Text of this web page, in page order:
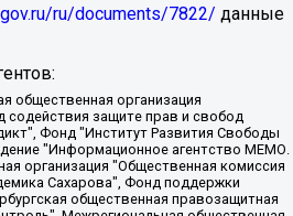
ru/documents/7822/ данные
Викторович, Пискунов Сергей Евгеньевич, Смирнов Сергей Сергеевич, Тихонов Михаил Сергеевич, Общество с ограниченной ответственностью "ЖУРНАЛИСТ-ИНОСТРАННЫЙ АГЕНТ", Арапова Галина Юрьевна, Вольтская Татьяна Анатольевна, Американская компания "Mason G.E.S. Anonymous Foundation" (США), являющаяся владельцем интернет-издания https://mnews.world/, Компания "Stichting Bellingcat", зарегистрированная в Нидерландах (дата регистрации 11.07.2018), Захаров Андрей Вячеславович, Клепиковская Екатерина Дмитриевна, Общество с ограниченной ответственностью "МЕМО", Перл Роман Александрович, Симонов Евгений Алексеевич, Соловьева Елена Анатольевна, Сотников Даниил Владимирович, Сурначева Елизавета Дмитриевна, Автономная некоммерческая организация по защите прав человека и информированию населения "Якутия – Наше Мнение", Общество с ограниченной ответственностью "Москоу диджитал медиа", с 26.01.2023 Общество с ограниченной ответственностью "Чайка Белые сады", Ветошкина Валерия Валерьевна, Заговора Максим Александрович, Межрегиональное общественное движение "Российская ЛГБТ - сеть", Оленичев Максим Владимирович, Павлов Иван Юрьевич, Скворцова Елена Сергеевна, Общество с ограниченной ответственностью "Как бы инагент", Кочетков Игорь Викторович, Общество с ограниченной ответственностью "Честные выборы", Еланчик Олег Александрович, Общество с ограниченной ответственностью "Нобелевский призыв", Гималова Регина Эмилевна, Григорьев Андрей Валерьевич, Григорьева Алина Александровна, Ассоциация по содействию защите прав призывников, альтернативнослужащих и военнослужащих "Правозащитная группа "Гражданин.Армия.Право", Хисамова Регина Фаритовна, Автономная некоммерческая организация по реализации социально-правовых программ "Лилит", Дальневосточное общественное движение "Маяк", Санкт-Петербургская ЛГБТ-инициативная группа "Выход", Инициативная группа ЛГБТ+ "Реверс", Алексеев Андрей Викторович, Бекбулатова Таисия Львовна, Беляев Иван Михайлович, Владыкина Елена Сергеевна, Гельман Марат Александрович, Никульшина Вероника Юрьевна, Толоконникова Надежда Андреевна, Шендерович Виктор Анатольевич, Общество с ограниченной ответственностью "Данное сообщение", Общество с ограниченной ответственностью Издательский дом "Новая глава", Айнбиндер Александра Александровна, Московский комьюнити-центр для ЛГБТ+инициатив, Благотворительный фонд развития филантропии, Deutsche Welle (Германия, Kurt-Schumacher-Strasse 3, 53113 Bonn), Борзунова Мария Михайловна, Воробьев Виктор Викторович, Голубева Анна Львовна, Константинова Алла Михайловна, Малкова Ирина Владимировна, Мурадов Мурад Абдулгалимович, Осетинская Елизавета Николаевна, Понасенков Евгений Николаевич, Ганапольский Матвей Юрьевич, Киселев Евгений Алексеевич, Борухович Ирина Григорьевна, Дремин Иван Тимофеевич, Дубровский Дмитрий Викторович, Красноярская региональная общественная организация поддержки и развития альтернативных образовательных технологий и межкультурных коммуникаций "ИНТЕРРА", Маяковская Екатерина Алексеевна, Фейгин Марк Захарович, Филимонов Андрей Викторович, Дзугкоева Регина Николаевна, Доброхотов Роман Александрович, Дудь Юрий Александрович, Елкин Сергей Владимирович, Кругликов Кирилл Игоревич, Сабунаева Мария Леонидовна, Семенов Алексей Владимирович, Шаинян Карен Багратович, Шульман Екатерина Михайловна, Асафьев Артур Валерьевич, Вахштайн Виктор Семенович, Венедиктов Алексей Алексеевич, Лушникова Екатерина Евгеньевна, Волков Леонид Михайлович, Невзоров Александр Глебович, Пархоменко Сергей Борисович, Сироткин Ярослав Николаевич, Кара-Мурза Владимир Владимирович, Баранова Наталья Владимировна, Гозман Леонид Яковлевич, Кагарлицкий Борис Юльевич, Климарев Михаил Валерьевич, Милов Владимир Станиславович, Автономная некоммерческая организация Краснодарский центр современного искусства "Типография", Моргенштерн Алишер Тагирович, Соболь Любовь Эдуардовна, Общество с ограниченной ответственностью "ЛИЗА НОРМ", Каспаров Гарри Кимович, Ходорковский Михаил Борисович, Общество с ограниченной ответственностью "Апрельские тезисы", Данилович Ирина Брониславовна, Кашин Олег Владимирович, Петров Николай Владимирович, Пивоваров Алексей Владимирович, Соколов Михаил Владимирович, Цветкова Юлия Владимировна, Чичваркин Евгений Александрович, Комитет против пыток/Команда против пыток, Общество с ограниченной ответственностью "Первый научный", Общество с ограниченной ответственностью "Вертолет и ко", Белоцерковская Вероника Борисовна, Кац Максим Евгеньевич, Лазарева Татьяна Юрьевна, Шаведдинов Руслан Табризович, Яшин Илья Валерьевич, Общество с ограниченной ответственностью "Иноагент ААВ", Алешковский Дмитрий Петрович, Альбац Евгения Марковна, Быков Дмитрий Львович, Галямина Юлия Евгеньевна, Лойко Сергей Леонидович, Мартынов Кирилл Константинович, Медведев Сергей Александрович, Крашенинников Федор Геннадиевич, Гордеева Катерина Вл